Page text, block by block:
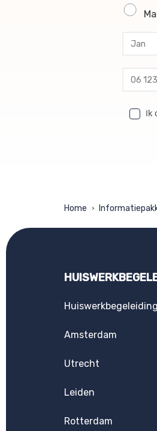
profile
profile
profile
profile
profile
Ik
Home >
Huiswerkbegeleiding
Amsterdam
Utrecht
Leiden
Rotterdam